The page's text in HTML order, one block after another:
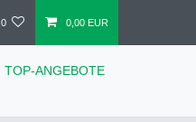
0 0,00 EUR
TOP-ANGEBOTE